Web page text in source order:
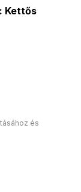
Kettős
és